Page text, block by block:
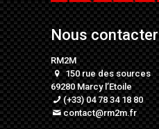
Nous contacter
RM2M
150 rue des sources
69280 Marcy l’Etoile
(+33) 04 78 34 18 80
contact@rm2m.fr